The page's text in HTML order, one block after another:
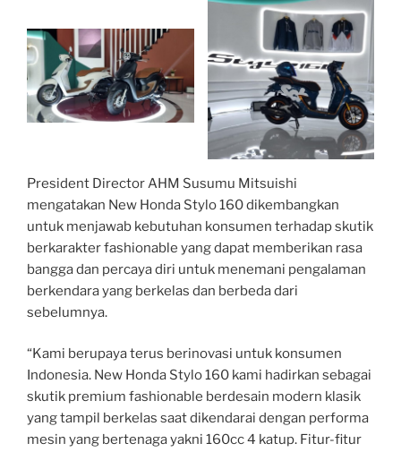
President Director AHM Susumu Mitsuishi
mengatakan New Honda Stylo 160 dikembangkan
untuk menjawab kebutuhan konsumen terhadap skutik
berkarakter fashionable yang dapat memberikan rasa
bangga dan percaya diri untuk menemani pengalaman
berkendara yang berkelas dan berbeda dari
sebelumnya.
“Kami berupaya terus berinovasi untuk konsumen
Indonesia. New Honda Stylo 160 kami hadirkan sebagai
skutik premium fashionable berdesain modern klasik
yang tampil berkelas saat dikendarai dengan performa
mesin yang bertenaga yakni 160cc 4 katup. Fitur-fitur